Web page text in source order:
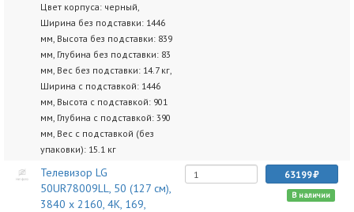
Цвет корпуса: черный,
Ширина без подставки: 1446
мм, Высота без подставки: 839
мм, Глубина без подставки: 83
мм, Вес без подставки: 14.7 кг,
Ширина с подставкой: 1446
мм, Высота с подставкой: 901
мм, Глубина с подставкой: 390
мм, Вес с подставкой (без
упаковки): 15.1 кг
Телевизор LG
50UR78009LL, 50 (127 см),
3840 x 2160, 4K, 169,
63199
В наличии